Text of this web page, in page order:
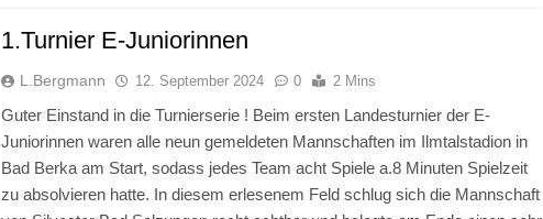
1.Turnier E-Juniorinnen
L.Bergmann 12. September 2024 0 2 Mins
Guter Einstand in die Turnierserie ! Beim ersten Landesturnier der E-
Juniorinnen waren alle neun gemeldeten Mannschaften im Ilmtalstadion in
Bad Berka am Start, sodass jedes Team acht Spiele a.8 Minuten Spielzeit
zu absolvieren hatte. In diesem erlesenem Feld schlug sich die Mannschaft